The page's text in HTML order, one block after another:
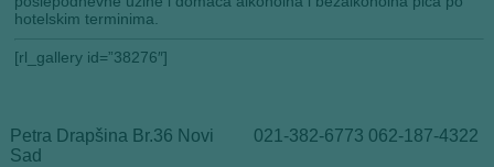
hotelskim terminima.
[rl_gallery id=”38276″]
Petra Drapšina Br.36 Novi
Sad
021-382-6773 062-187-4322